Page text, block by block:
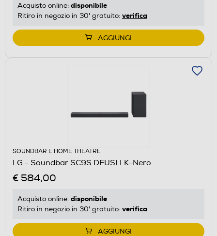
Acquisto online: disponibile
Ritiro in negozio in 30' gratuito: verifica
AGGIUNGI
SOUNDBAR E HOME THEATRE
LG - Soundbar SC9S.DEUSLLK-Nero
€ 584,00
Acquisto online: disponibile
Ritiro in negozio in 30' gratuito: verifica
AGGIUNGI